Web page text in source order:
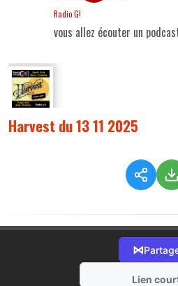
Radio G!
vous allez écouter un
Harvest du 13 11 2025
⋈
Lien